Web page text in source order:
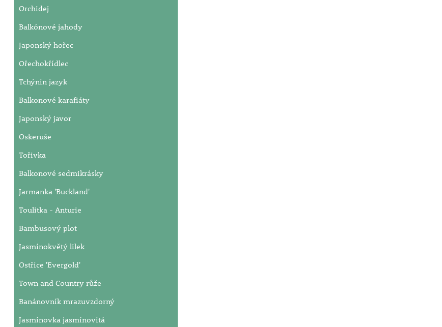
Orchidej
Balkónové jahody
Japonský hořec
Ořechokřídlec
Tchýnin jazyk
Balkonové karafiáty
Japonský javor
Oskeruše
Tořivka
Balkonové sedmikrásky
Jarmanka 'Buckland'
Toulitka - Anturie
Bambusový plot
Jasmínokvětý lilek
Ostřice 'Evergold'
Town and Country růže
Banánovník mrazuvzdorný
Jasmínovka jasmínovitá